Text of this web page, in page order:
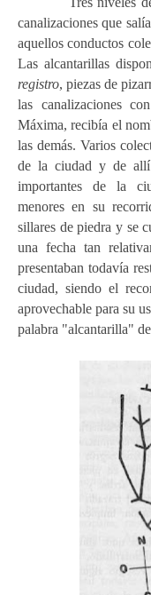
canalizaciones que
aquellos conductos
Las alcantarillas
registro, piezas de
las canalizaciones
Máxima, recibía el
las demás. Varios
de la ciudad y de allí
importantes de la
menores en su
sillares de piedra y se
una fecha tan
presentaban todavía
ciudad, siendo el
aprovechable para su
palabra "alcantarilla"